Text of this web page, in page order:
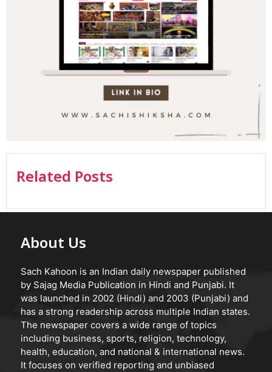
Related Posts
About Us
Sach Kahoon is an Indian daily newspaper published
by Sajag Media Publication in Hindi and Punjabi. It
was launched in 2002 (Hindi) and 2003 (Punjabi) and
has a strong readership across multiple Indian states.
The newspaper covers a wide range of topics
including business, sports, religion, technology,
health, education, and national & international news.
It focuses on verified reporting and unbiased